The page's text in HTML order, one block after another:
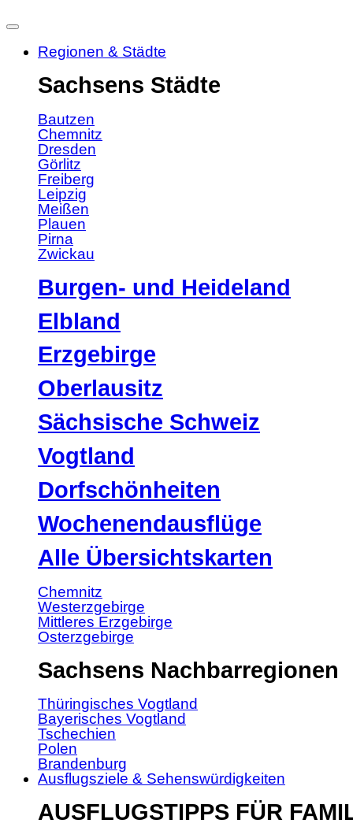
Regionen & Städte
Sachsens Städte
Bautzen
Chemnitz
Dresden
Görlitz
Freiberg
Leipzig
Meißen
Plauen
Pirna
Zwickau
Burgen- und Heideland
Elbland
Erzgebirge
Oberlausitz
Sächsische Schweiz
Vogtland
Dorfschönheiten
Wochenendausflüge
Alle Übersichtskarten
Chemnitz
Westerzgebirge
Mittleres Erzgebirge
Osterzgebirge
Sachsens Nachbarregionen
Thüringisches Vogtland
Bayerisches Vogtland
Tschechien
Polen
Brandenburg
Ausflugsziele & Sehenswürdigkeiten
AUSFLUGSTIPPS FÜR